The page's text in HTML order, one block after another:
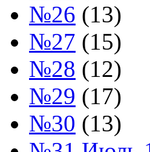
№26 (13)
№27 (15)
№28 (12)
№29 (17)
№30 (13)